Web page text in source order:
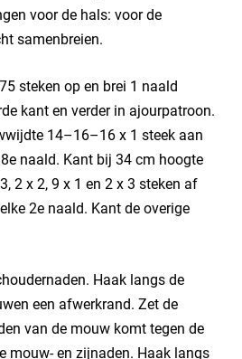
voor de hals: voor de
samenbreien.
steken op en brei 1 naald
kant en verder in ajourpatroon.
14–16–16 x 1 steek aan
naald. Kant bij 34 cm hoogte
2 x 2, 9 x 1 en 2 x 3 steken af
2e naald. Kant de overige
Haak langs de
een afwerkrand. Zet de
van de mouw komt tegen de
mouw- en zijnaden. Haak langs